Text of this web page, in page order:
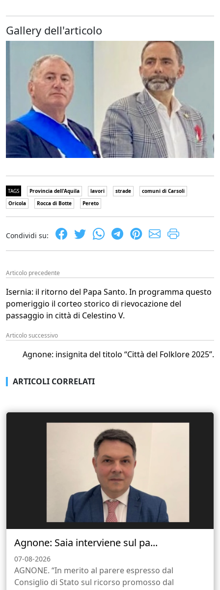
Gallery dell'articolo
TAGS Provincia dell'Aquila lavori strade
comuni di Carsoli
Oricola
Rocca di Botte Pereto
Condividi su:
Articolo precedente
Isernia: il ritorno del Papa Santo. In programma questo
pomeriggio il corteo storico di rievocazione del
passaggio in città di Celestino V.
Articolo successivo
Agnone: insignita del titolo “Città del Folklore 2025”.
ARTICOLI CORRELATI
Agnone: Saia interviene sul pa...
07-08-2026
AGNONE. “In merito al parere espresso dal
Consiglio di Stato sul ricorso promosso dal